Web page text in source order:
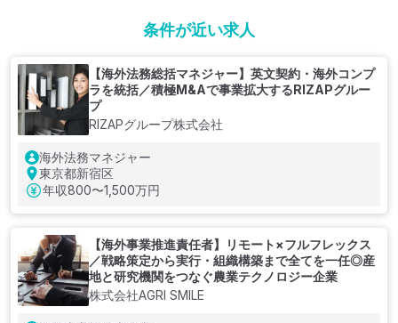
条件が近い求人
【海外法務総括マネジャー】英文契約・海外コンプ
ラを統括／積極M&Aで事業拡大するRIZAPグルー
プ
RIZAPグループ株式会社
海外法務マネジャー
東京都新宿区
年収800〜1,500万円
【海外事業推進責任者】リモート×フルフレックス
／戦略策定から実行・組織構築まで全てを一任◎産
地と研究機関をつなぐ農業テクノロジー企業
株式会社AGRI SMILE